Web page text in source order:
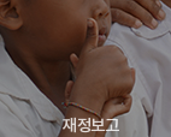
투명경영 재정보고